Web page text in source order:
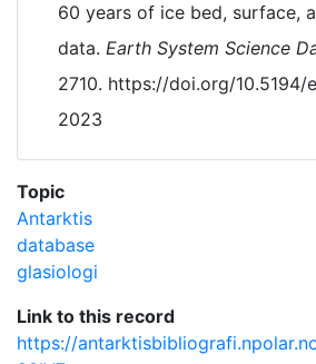
60 years of ice bed, surface,
data. Earth System Science
2710. https://doi.org/10.5194/
2023
Topic
Antarktis
database
glasiologi
Link to this record
https://